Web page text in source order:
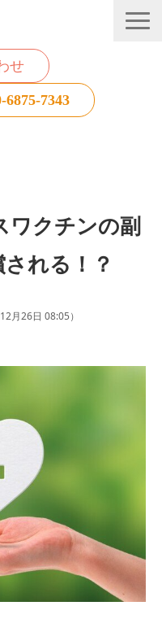
せ
7343
ワクチンの副
れる！？
月26日 08:05）